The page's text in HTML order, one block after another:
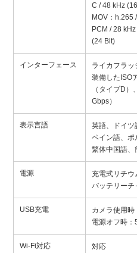
C / 48 kHz
MOV：h.265
PCM / 28
(24 Bit)
インターフェース
ライカフラ
装備したISO
（タイプD
Gbps）
表示言語
英語、ドイツ
ペイン語、ポ
繁体中国語、
電源
充電式リチ
バッテリーチ
USB充電
カメラ使用時
電源オフ時：
Wi-Fi対応 対応